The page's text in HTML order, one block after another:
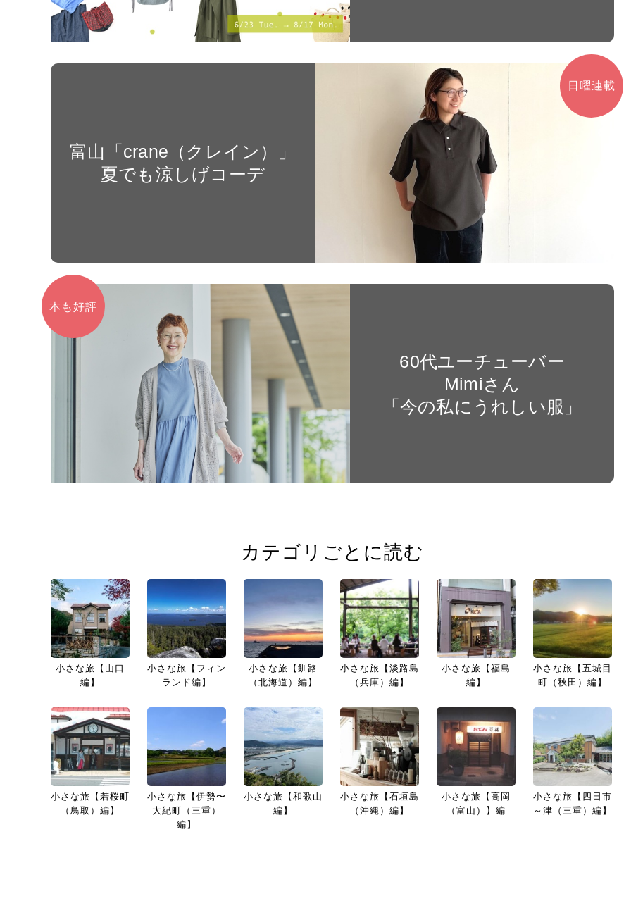
日曜連載
富山「crane（クレイン）」
夏でも涼しげコーデ
本も好評
60代ユーチューバー
Mimiさん
「今の私にうれしい服」
カテゴリごとに読む
小さな旅【山口
編】
小さな旅【フィン
ランド編】
小さな旅【釧路
（北海道）編】
小さな旅【淡路島
（兵庫）編】
小さな旅【福島
編】
小さな旅【五城目
町（秋田）編】
小さな旅【若桜町
（鳥取）編】
小さな旅【伊勢〜
大紀町（三重）
編】
小さな旅【和歌山
編】
小さな旅【石垣島
（沖縄）編】
小さな旅【高岡
（富山）】編
小さな旅【四日市
～津（三重）編】